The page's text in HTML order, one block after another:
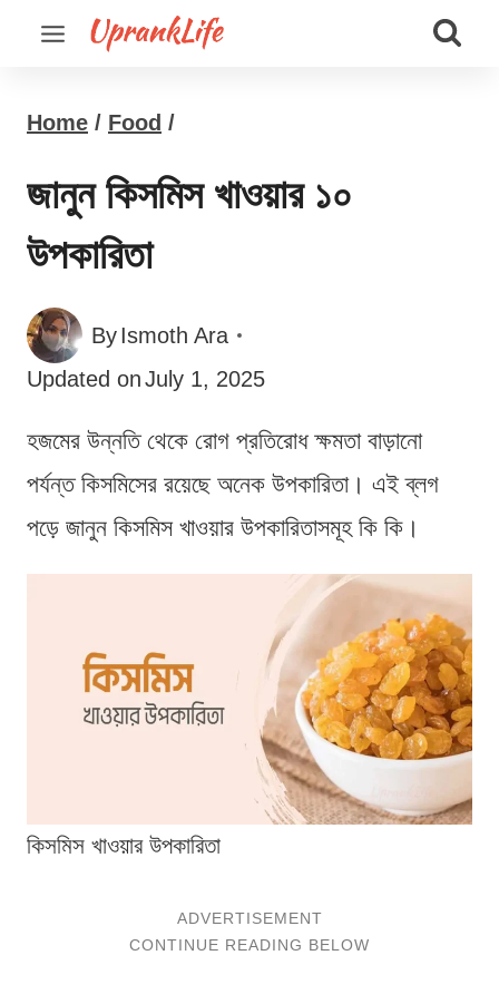
Skip
Home / Food /
জানুন কিসমিস খাওয়ার ১০
উপকারিতা
ByIsmoth Ara
Updated onJuly 1, 2025
হজমের উন্নতি থেকে রোগ প্রতিরোধ ক্ষমতা বাড়ানো
পর্যন্ত কিসমিসের রয়েছে অনেক উপকারিতা। এই ব্লগ
পড়ে জানুন কিসমিস খাওয়ার উপকারিতাসমূহ কি কি।
কিসমিস খাওয়ার উপকারিতা